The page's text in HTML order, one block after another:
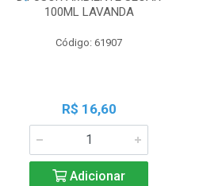
100ML LAVANDA
Código: 61907
R$ 16,60
Adicionar